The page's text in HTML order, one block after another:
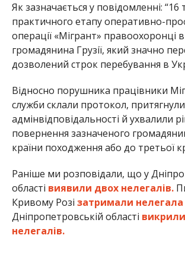
Як зазначається у повідомленні:
практичного етапу оперативно-
операції «Мігрант» правоохоронці
громадянина Грузії, який значно
дозволений строк перебування в
Відносно порушника працівники
служби склали протокол,
адмінвідповідальності й ухвалили
повернення зазначеного
країни походження або до третьої
Раніше ми розповідали, що у
області виявили двох нелегалів.
Кривому Розі затримали нелегала
Дніпропетровській області
нелегалів.